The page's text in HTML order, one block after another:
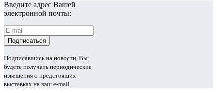
Введите адрес Вашей
электронной почты:
Подписавшись на новости, Вы
будете получать периодические
извещения о предстоящих
выставках на ваш e-mail.